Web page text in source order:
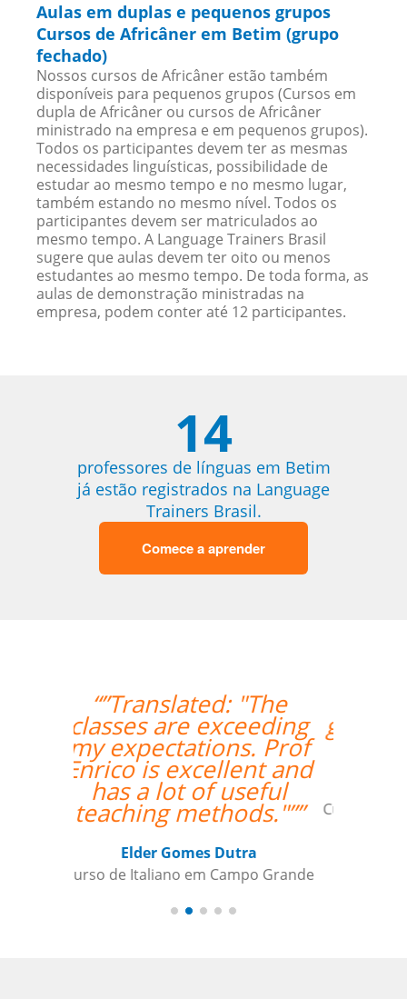
Aulas em duplas e pequenos grupos
Cursos de Africâner em Betim (grupo
fechado)
Nossos cursos de Africâner estão também
disponíveis para pequenos grupos (Cursos em
dupla de Africâner ou cursos de Africâner
ministrado na empresa e em pequenos grupos).
Todos os participantes devem ter as mesmas
necessidades linguísticas, possibilidade de
estudar ao mesmo tempo e no mesmo lugar,
também estando no mesmo nível. Todos os
participantes devem ser matriculados ao
mesmo tempo. A Language Trainers Brasil
sugere que aulas devem ter oito ou menos
estudantes ao mesmo tempo. De toda forma, as
aulas de demonstração ministradas na
empresa, podem conter até 12 participantes.
14
professores de línguas em Betim
já estão registrados na Language
Trainers Brasil.
Comece a aprender
“”My teacher is very
good and I had a great
week with her!””
Mustafa Hussain
Curso de Português em São Jose dos